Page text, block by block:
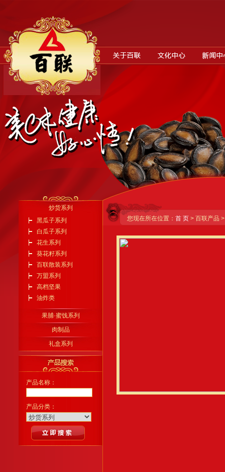
炒货系列
黑瓜子系列
白瓜子系列
花生系列
葵花籽系列
百联散装系列
万盟系列
高档坚果
油炸类
果脯·蜜饯系列
肉制品
礼盒系列
产品名称：
产品分类：
您现在所在位置： 首 页 > 百联产品